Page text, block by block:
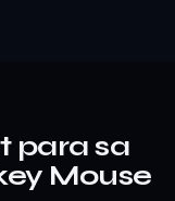
para sa
Mouse